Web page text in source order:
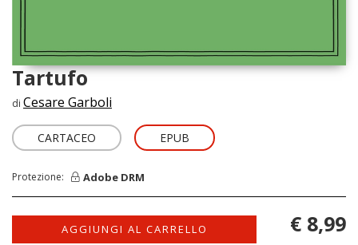
Tartufo
di Cesare Garboli
CARTACEO EPUB
Protezione: Adobe DRM
AGGIUNGI AL CARRELLO € 8,99